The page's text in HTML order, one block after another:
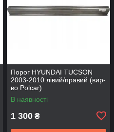
Порог HYUNDAI TUCSON
2003-2010 лівий/правий (вир-
во Polcar)
В наявності
1 300 ₴